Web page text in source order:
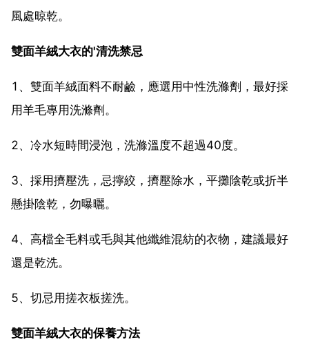
風處晾乾。
雙面羊絨大衣的'清洗禁忌
1、雙面羊絨面料不耐鹼，應選用中性洗滌劑，最好採
用羊毛專用洗滌劑。
2、冷水短時間浸泡，洗滌溫度不超過40度。
3、採用擠壓洗，忌擰絞，擠壓除水，平攤陰乾或折半
懸掛陰乾，勿曝曬。
4、高檔全毛料或毛與其他纖維混紡的衣物，建議最好
還是乾洗。
5、切忌用搓衣板搓洗。
雙面羊絨大衣的保養方法